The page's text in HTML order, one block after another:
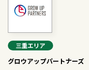
三重エリア
グロウアップパートナーズ